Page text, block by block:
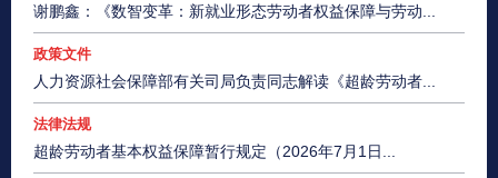
谢鹏鑫：《数智变革：新就业形态劳动者权益保障与劳动...
政策文件
人力资源社会保障部有关司局负责同志解读《超龄劳动者...
法律法规
超龄劳动者基本权益保障暂行规定（2026年7月1日...